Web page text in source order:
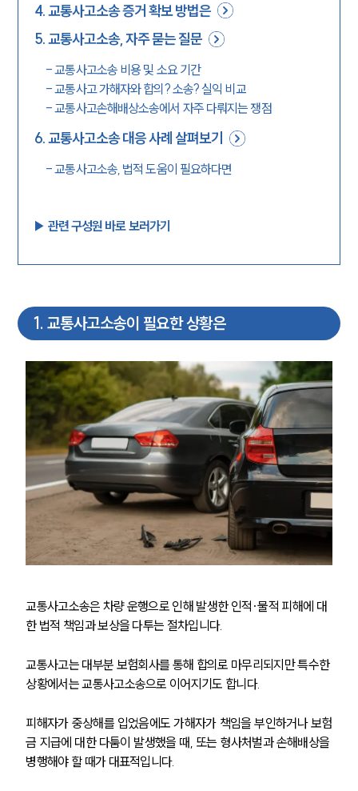
4.교통사고소송 증거 확보 방법은
5.교통사고소송, 자주 묻는 질문
-교통사고소송 비용 및 소요 기간
-교통사고 가해자와 합의? 소송? 실익 비교
-교통사고손해배상소송에서 자주 다뤄지는 쟁점
6.교통사고소송 대응 사례 살펴보기
-교통사고소송, 법적 도움이 필요하다면
▶︎ 관련 구성원 바로 보러가기
1. 교통사고소송이 필요한 상황은
교통사고소송은 차량 운행으로 인해 발생한 인적·물적 피해에 대
한 법적 책임과 보상을 다투는 절차입니다.
교통사고는 대부분 보험회사를 통해 합의로 마무리되지만 특수한
상황에서는 교통사고소송으로 이어지기도 합니다.
피해자가 중상해를 입었음에도 가해자가 책임을 부인하거나 보험
금 지급에 대한 다툼이 발생했을 때, 또는 형사처벌과 손해배상을
병행해야 할 때가 대표적입니다.